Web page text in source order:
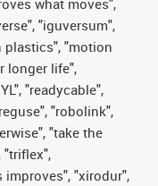
"iguversum",
plastics", "motion
longer life",
"readycable",
"robolink",
"take the
"triflex",
"xirodur",